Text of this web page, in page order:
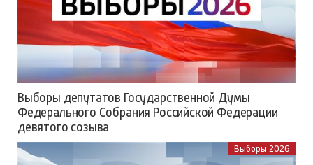
Выборы депутатов Государственной Думы
Федерального Собрания Российской Федерации
девятого созыва
Выборы 2026